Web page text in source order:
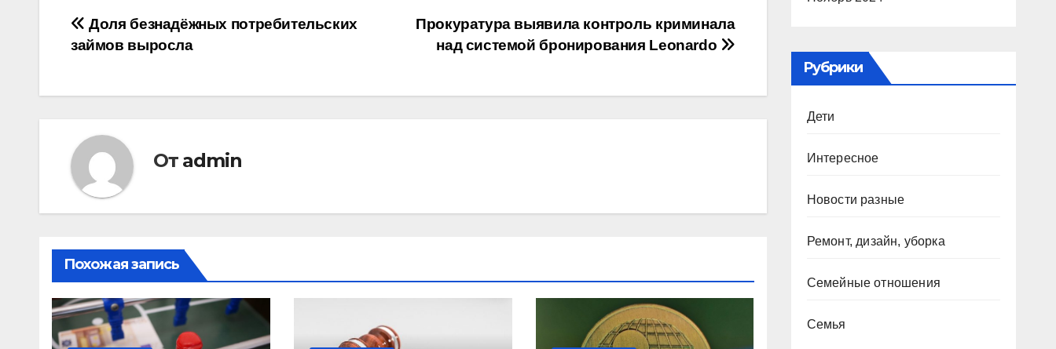
Навигация
записям
Прокуратура выявила контроль криминала
над системой бронирования Leonardo
Доля безнадёжных потребительских
займов выросла
От admin
Похожая запись
Рубрики
Дети
Интересное
Новости разные
Ремонт, дизайн, уборка
Семейные отношения
Семья